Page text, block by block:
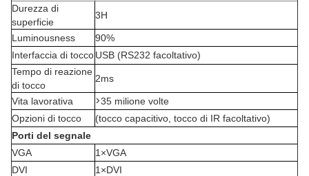
Durezza di
superficie
3H
Luminousness
90%
Interfaccia di toccoUSB (RS232 facoltativo)
Tempo di reazione
di tocco
2ms
Vita lavorativa >35 milione volte
Opzioni di tocco
(tocco capacitivo, tocco di IR facoltativo)
Porti del segnale
VGA
1×VGA
DVI
1×DVI